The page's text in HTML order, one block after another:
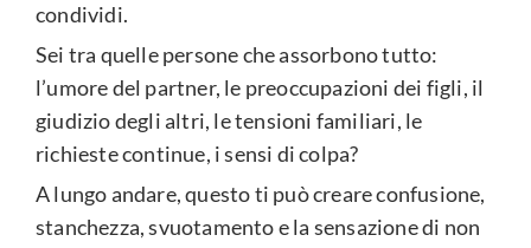
condividi.
Sei tra quelle persone che assorbono tutto:
l’umore del partner, le preoccupazioni dei figli, il
giudizio degli altri, le tensioni familiari, le
richieste continue, i sensi di colpa?
A lungo andare, questo ti può creare confusione,
stanchezza, svuotamento e la sensazione di non